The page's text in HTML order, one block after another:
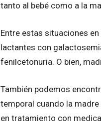
tanto al bebé como a la
Entre estas situaciones
lactantes con
fenilcetonuria. O bien,
También podemos
temporal cuando la
en tratamiento con